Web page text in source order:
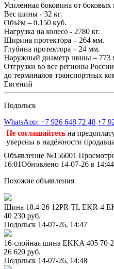
Усиленная боковина от боковых
Вес шины - 32 кг.
Объём – 0.150 куб.
Нагрузка на колесо - 2780 кг.
Ширина протектора – 264 мм.
Глубина протектора – 24 мм.
Наружный диаметр шины – 773
Отгрузки во все регионы
до терминалов транспортных
Евгений
Подольск
WhatsApp: +7 926 648 72 48 +7
Не соглашайтесь на
уверены в надёжности
Объявление №156001
16:01Обновлено 14-07-26 в 14:44
Похожие объявления
Шина 18.4-26 12PR TL EKR-4
40 230 руб.
Подольск 14-07-26, 14:47
16-слойная шина EKKA 405 70-
26 620 руб.
Подольск 14-07-26, 14:48